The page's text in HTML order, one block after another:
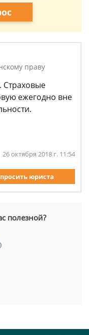
праву
ежегодно вне
26 октября 2018 г. 11:54
юриста
полезной?